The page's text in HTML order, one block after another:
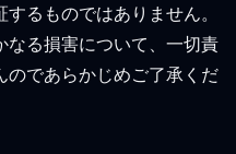
るものではありません。
なる損害について、一切責
のであらかじめご了承くだ